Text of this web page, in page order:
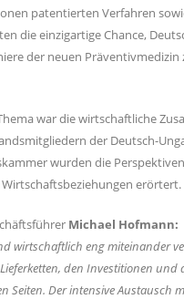
patentierten Verfahren
die einzigartige Chance,
der neuen Präventivmedizin
war die wirtschaftliche
der Deutsch-
wurden die
erörtert.
Michael Hofmann:
wirtschaftlich eng miteinander
den Investitionen und
Seiten. Der intensive Austausch